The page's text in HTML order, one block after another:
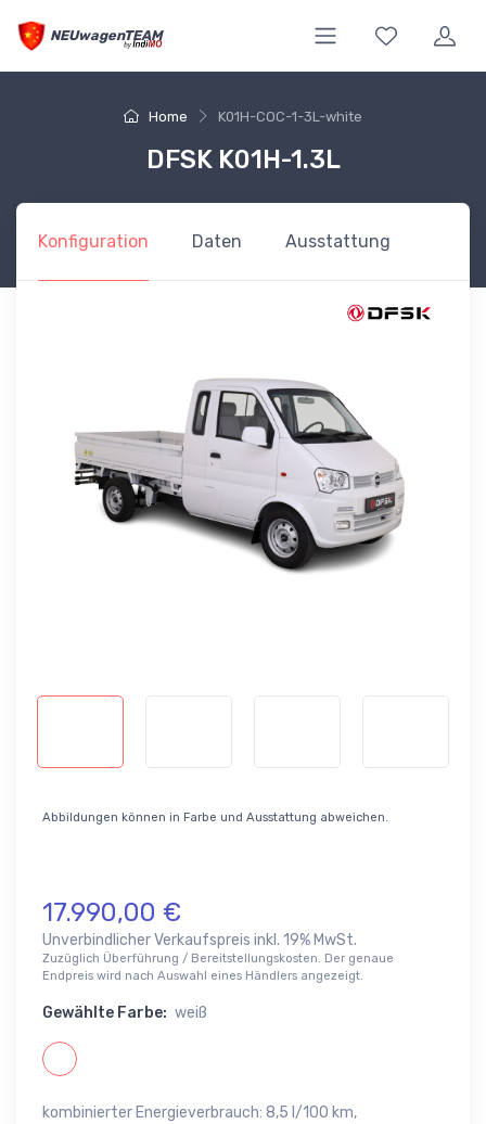
NEUwagenTEAM
Home K01H-COC-1-3L-white
DFSK K01H-1.3L
Konfiguration Daten Ausstattung
Abbildungen können in Farbe und Ausstattung abweichen.
17.990,00 €
Unverbindlicher Verkaufspreis inkl. 19% MwSt.
Zuzüglich Überführung / Bereitstellungskosten. Der genaue
Endpreis wird nach Auswahl eines Händlers angezeigt.
Gewählte Farbe: weiß
kombinierter Energieverbrauch: 8,5 l/100 km,